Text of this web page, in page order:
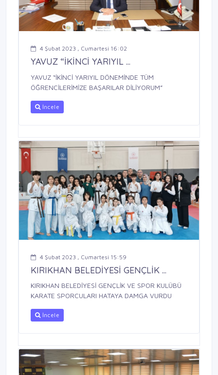
4 Şubat 2023 , Cumartesi 16:02
YAVUZ “İKİNCİ YARIYIL ...
YAVUZ “İKİNCİ YARIYIL DÖNEMİNDE TÜM
ÖĞRENCİLERİMİZE BAŞARILAR DİLİYORUM”
İncele
4 Şubat 2023 , Cumartesi 15:59
KIRIKHAN BELEDİYESİ GENÇLİK ...
KIRIKHAN BELEDİYESİ GENÇLİK VE SPOR KULÜBÜ
KARATE SPORCULARI HATAYA DAMGA VURDU
İncele